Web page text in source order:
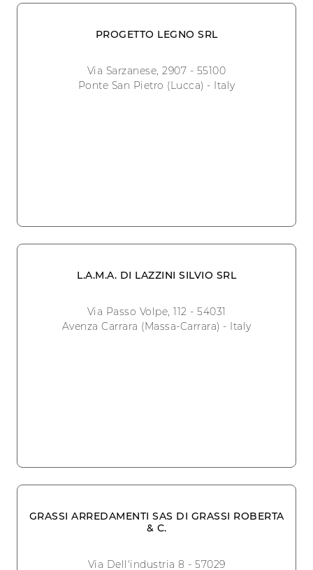
PROGETTO LEGNO SRL
Via Sarzanese, 2907 - 55100
Ponte San Pietro (Lucca) - Italy
L.A.M.A. DI LAZZINI SILVIO SRL
Via Passo Volpe, 112 - 54031
Avenza Carrara (Massa-Carrara) - Italy
GRASSI ARREDAMENTI SAS DI GRASSI ROBERTA
& C.
Via Dell'industria 8 - 57029